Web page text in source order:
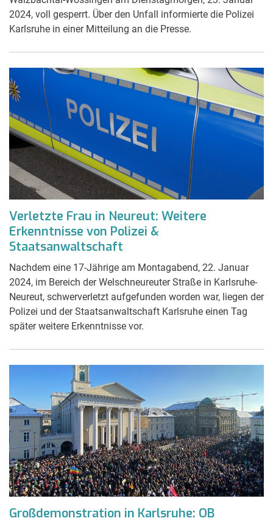
2024, voll gesperrt. Über den Unfall informierte die Polizei
Karlsruhe in einer Mitteilung an die Presse.
Verletzte Frau in Neureut: Weitere
Erkenntnisse von Polizei &
Staatsanwaltschaft
Nachdem eine 17-Jährige am Montagabend, 22. Januar
2024, im Bereich der Welschneureuter Straße in Karlsruhe-
Neureut, schwerverletzt aufgefunden worden war, liegen der
Polizei und der Staatsanwaltschaft Karlsruhe einen Tag
später weitere Erkenntnisse vor.
Großdemonstration in Karlsruhe: OB